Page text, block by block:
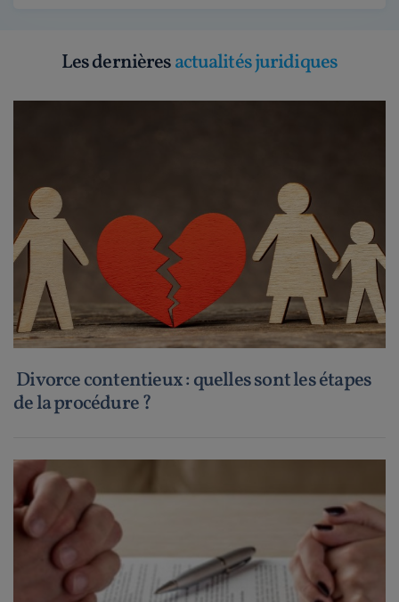
Les dernièresactualités juridiques
Divorce contentieux : quelles sont les étapes
de la procédure ?